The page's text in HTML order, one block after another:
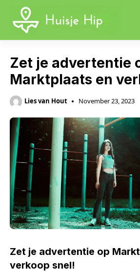
content
Zet je advertentie
Marktplaats en
Lies van Hout November 23, 2023
Zet je advertentie op
verkoop snel!